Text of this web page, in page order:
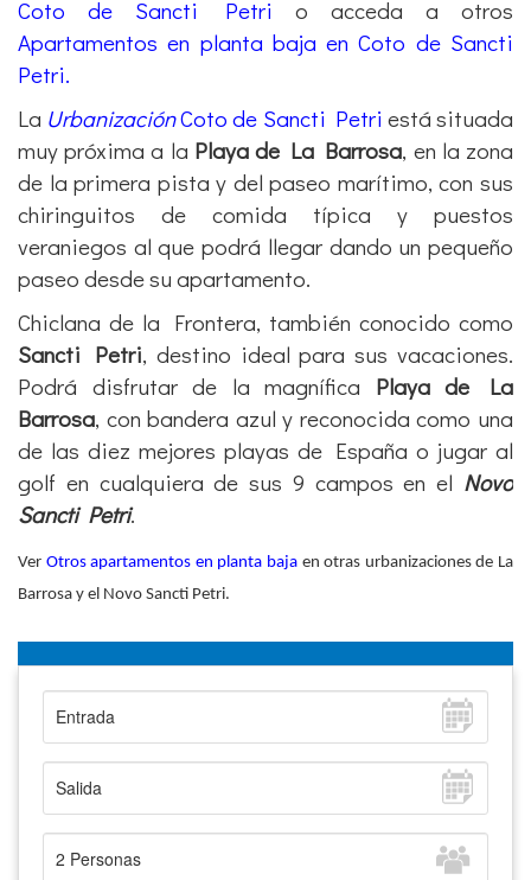
Coto de Sancti Petri
o acceda a otros
Apartamentos en planta baja en Coto de Sancti
Petri.
La UrbanizaciónCoto de Sancti Petri está situada
muy próxima a la Playa de La Barrosa, en la zona
de la primera pista y del paseo marítimo, con sus
chiringuitos de comida típica y puestos
veraniegos al que podrá llegar dando un pequeño
paseo desde su apartamento.
Chiclana de la Frontera, también conocido como
Sancti Petri, destino ideal para sus vacaciones.
Podrá disfrutar de la magnífica Playa de La
Barrosa, con bandera azul y reconocida como una
de las diez mejores playas de España o jugar al
golf en cualquiera de sus 9 campos en el Novo
Sancti Petri.
Ver Otros apartamentos en planta baja en otras urbanizaciones de La
Barrosa y el Novo Sancti Petri.